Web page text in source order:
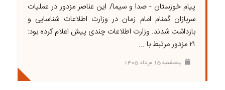
پیام خوزستان - صدا و سیما/ این عناصر مزدور در عملیات
سربازان گمنام امام زمان در وزارت اطلاعات شناسایی و
بازداشت شدند. وزارت اطلاعات چندی پیش اعلام کرده بود:
۲۱ مزدور مرتبط با ...
پنجشنبه ۱۵ مرداد ۱۴۰۵